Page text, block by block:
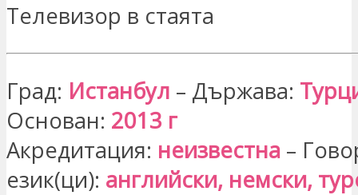
Телевизор в стаята
Град: Истанбул – Държава:
Основан: 2013 г
Акредитация: неизвестна –
език(ци): английски, немски,